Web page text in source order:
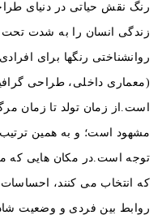
رنگ نقش حیاتی در دنیای
زندگی انسان را به شدت تحت
روانشناختی رنگها برای
(معماری داخلی، طراحی
است.از زمان تولد تا زمان
مشهود است؛ و به همین ترتیب
توجه است.در مکان هایی که
که انتخاب می کنند، احساسات
روابط بین فردی و وضعیت